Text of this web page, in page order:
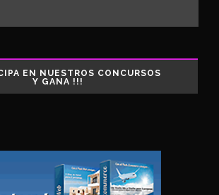
EN NUESTROS CONCURSOS
Y GANA !!!